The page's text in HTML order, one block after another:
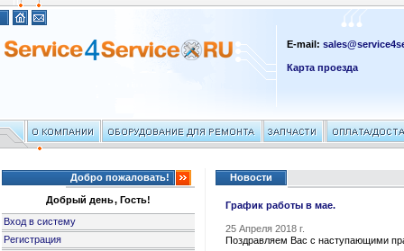
E-mail:
Карта проезда
Добро пожаловать!
Добрый день, Гость!
Вход в систему
Регистрация
Новости
График работы в мае.
25 Апреля 2018 г.
Поздравляем Вас с наступающими